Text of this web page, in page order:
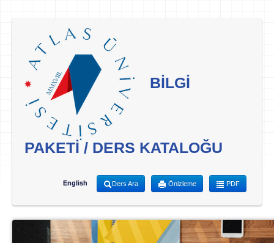
BİLGİ
PAKETİ / DERS KATALOĞU
English Ders Ara Önizleme PDF